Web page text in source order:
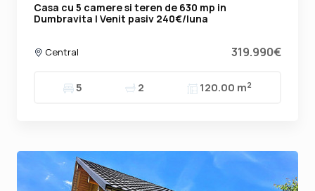
Casa cu 5 camere si teren de 630 mp in
Dumbravita | Venit pasiv 240€/luna
Central 319.990€
5 2 120.00 m2